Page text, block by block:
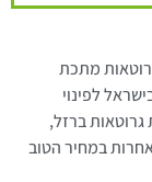
מתכת
לפינוי
גרוטאות ברזל,
במחיר הטוב